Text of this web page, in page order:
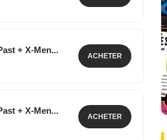
+ X-Men...
ACHETER
+ X-Men...
ACHETER